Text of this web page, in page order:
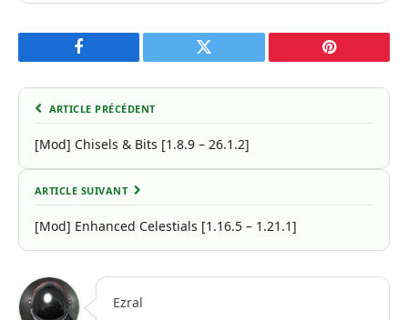
Facebook Twitter Pinterest
ARTICLE PRÉCÉDENT
[Mod] Chisels & Bits [1.8.9 – 26.1.2]
ARTICLE SUIVANT
[Mod] Enhanced Celestials [1.16.5 – 1.21.1]
Ezral